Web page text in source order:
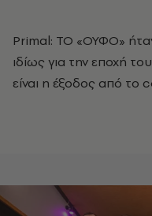
Primal: TO «ΟΥΦΟ»
ιδίως για την εποχή
είναι η έξοδος από